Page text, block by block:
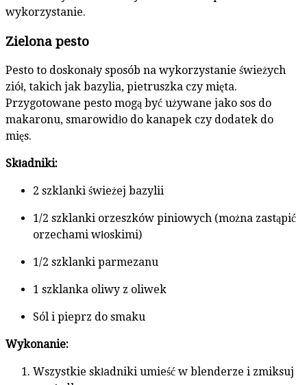
wykorzystanie.
Zielona pesto
Pesto to doskonały sposób na wykorzystanie świeżych
ziół, takich jak bazylia, pietruszka czy mięta.
Przygotowane pesto mogą być używane jako sos do
makaronu, smarowidło do kanapek czy dodatek do
mięs.
Składniki:
2 szklanki świeżej bazylii
1/2 szklanki orzeszków piniowych (można zastąpić
orzechami włoskimi)
1/2 szklanki parmezanu
1 szklanka oliwy z oliwek
Sól i pieprz do smaku
Wykonanie:
Wszystkie składniki umieść w blenderze i zmiksuj